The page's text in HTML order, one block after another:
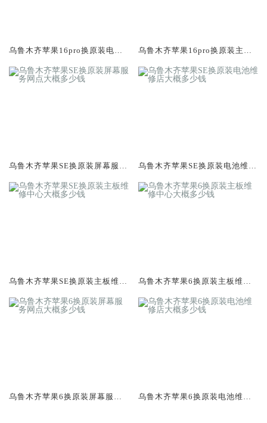
乌鲁木齐苹果16pro换原装电池
乌鲁木齐苹果16pro换原装主板
乌鲁木齐苹果SE换原装屏幕服务
乌鲁木齐苹果SE换原装电池维修
乌鲁木齐苹果SE换原装主板维修
乌鲁木齐苹果6换原装主板维修
乌鲁木齐苹果6换原装屏幕服务
乌鲁木齐苹果6换原装电池维修